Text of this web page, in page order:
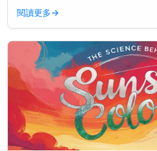
為什麼日落總是出現在各處呢？ 主要
頻繁出現，是因...
閱讀更多→